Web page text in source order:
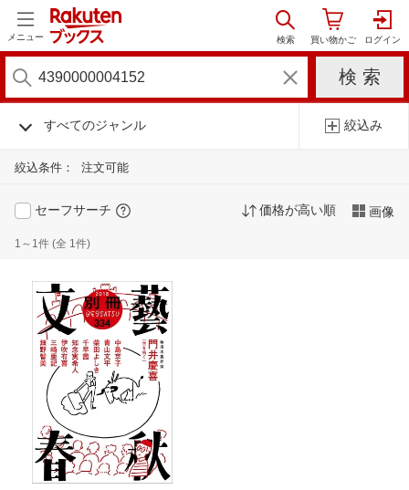
メニュー
すべてのジャンル 絞込み
絞込条件： 注文可能
セーフサーチ 価格が高い順 画像
1～1件 (全 1件)